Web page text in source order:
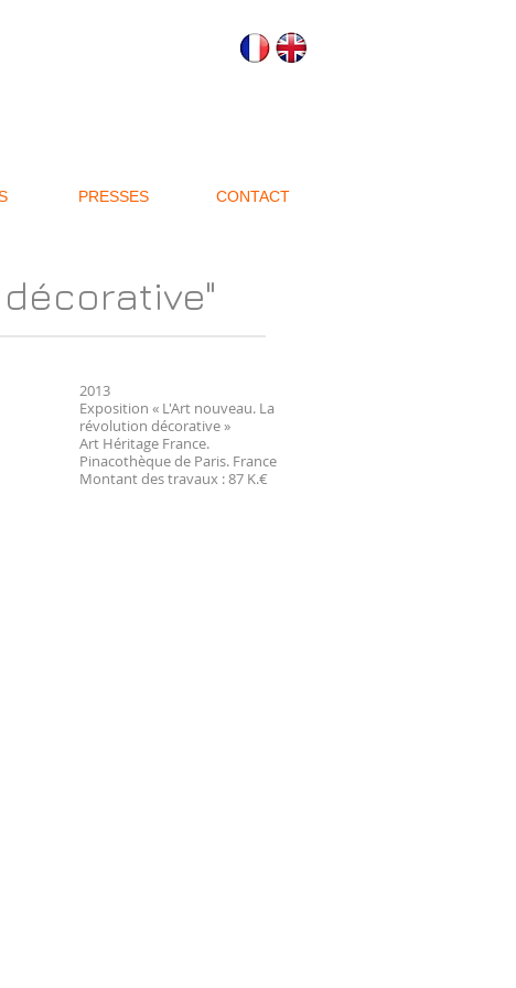
PRESSES CONTACT
2013
Exposition « L'Art nouveau. La
révolution décorative »
Art Héritage France.
Pinacothèque de Paris. France
Montant des travaux : 87 K.€